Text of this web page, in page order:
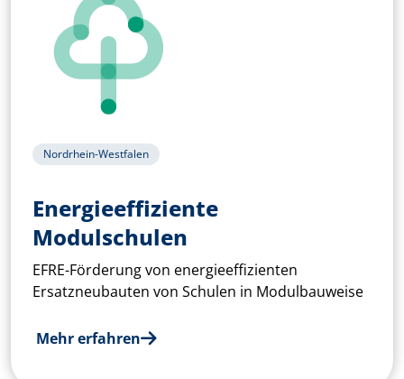
Nordrhein-Westfalen
Energieeffiziente
Modulschulen­
EFRE-Förderung von energieeffizienten
Ersatzneubauten von Schulen in Modulbauweise
Mehr erfahren